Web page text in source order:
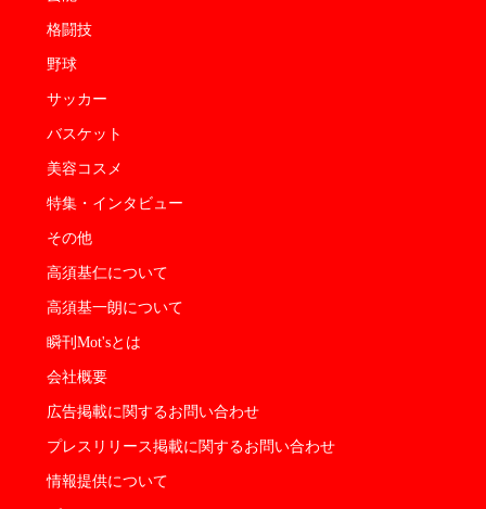
格闘技
野球
サッカー
バスケット
美容コスメ
特集・インタビュー
その他
高須基仁について
高須基一朗について
瞬刊Mot'sとは
会社概要
広告掲載に関するお問い合わせ
プレスリリース掲載に関するお問い合わせ
情報提供について